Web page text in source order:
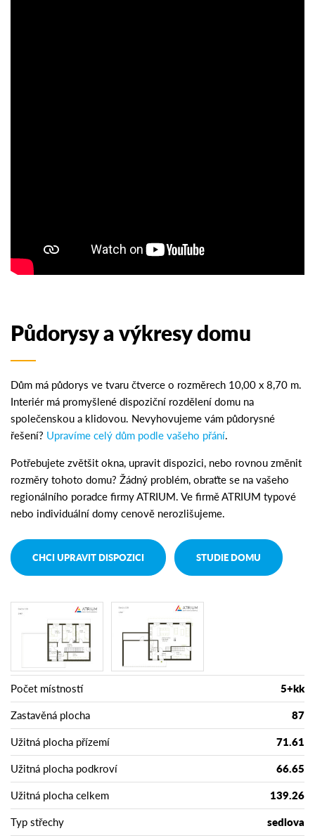
Půdorysy a výkresy domu
Dům má půdorys ve tvaru čtverce o rozměrech 10,00 x 8,70 m.
Interiér má promyšlené dispoziční rozdělení domu na
společenskou a klidovou. Nevyhovujeme vám půdorysné
řešení? Upravíme celý dům podle vašeho přání.
Potřebujete zvětšit okna, upravit dispozici, nebo rovnou změnit
rozměry tohoto domu? Žádný problém, obraťte se na vašeho
regionálního poradce firmy ATRIUM. Ve firmě ATRIUM typové
nebo individuální domy cenově nerozlišujeme.
CHCI UPRAVIT DISPOZICI STUDIE DOMU
Počet místností
5+kk
Zastavěná plocha
87
Užitná plocha přízemí
71.61
Užitná plocha podkroví
66.65
Užitná plocha celkem
139.26
Typ střechy
sedlova